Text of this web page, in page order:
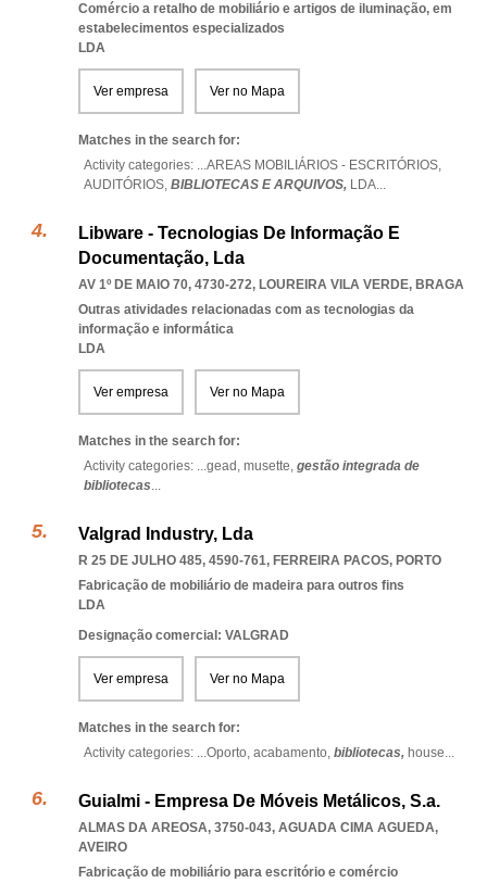
Comércio a retalho de mobiliário e artigos de iluminação, em
estabelecimentos especializados
LDA
Ver empresa Ver no Mapa
Matches in the search for:
Activity categories: ...AREAS MOBILIÁRIOS - ESCRITÓRIOS,
AUDITÓRIOS, BIBLIOTECAS E ARQUIVOS, LDA...
Libware - Tecnologias De Informação E
Documentação, Lda
AV 1º DE MAIO 70, 4730-272, LOUREIRA VILA VERDE, BRAGA
Outras atividades relacionadas com as tecnologias da
informação e informática
LDA
Ver empresa Ver no Mapa
Matches in the search for:
Activity categories: ...gead, musette, gestão integrada de
bibliotecas...
Valgrad Industry, Lda
R 25 DE JULHO 485, 4590-761, FERREIRA PACOS, PORTO
Fabricação de mobiliário de madeira para outros fins
LDA
Designação comercial: VALGRAD
Ver empresa Ver no Mapa
Matches in the search for:
Activity categories: ...Oporto, acabamento, bibliotecas, house...
Guialmi - Empresa De Móveis Metálicos, S.a.
ALMAS DA AREOSA, 3750-043, AGUADA CIMA AGUEDA,
AVEIRO
Fabricação de mobiliário para escritório e comércio